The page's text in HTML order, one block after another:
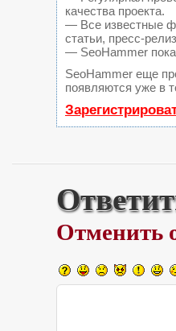
качества проекта.
— Все известные
статьи, пресс-
— SeoHammer
SeoHammer еще
появляются уже в
Отменить